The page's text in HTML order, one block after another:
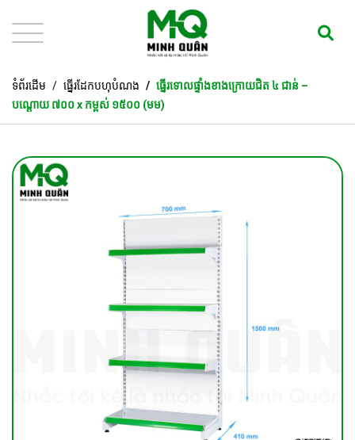
ទំព័រដើម ធ្នើរដែកបហុបំណង
ធ្នើរទោលផ្ទាំងខាងក្រោយជិត ៤ ជាន់ –
បណ្តោយ ៧០០ x កម្ពស់ ១៥០០ (មម)